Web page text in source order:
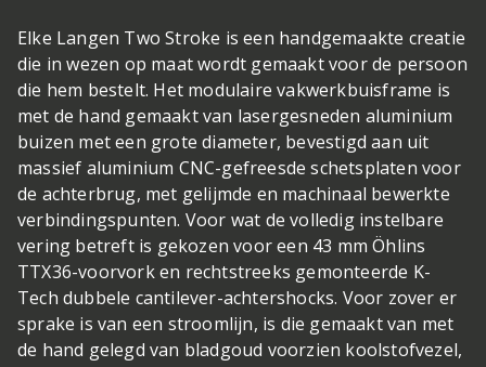
Elke Langen Two Stroke is een handgemaakte creatie
die in wezen op maat wordt gemaakt voor de persoon
die hem bestelt. Het modulaire vakwerkbuisframe is
met de hand gemaakt van lasergesneden aluminium
buizen met een grote diameter, bevestigd aan uit
massief aluminium CNC-gefreesde schetsplaten voor
de achterbrug, met gelijmde en machinaal bewerkte
verbindingspunten. Voor wat de volledig instelbare
vering betreft is gekozen voor een 43 mm Öhlins
TTX36-voorvork en rechtstreeks gemonteerde K-
Tech dubbele cantilever-achtershocks. Voor zover er
sprake is van een stroomlijn, is die gemaakt van met
de hand gelegd van bladgoud voorzien koolstofvezel,